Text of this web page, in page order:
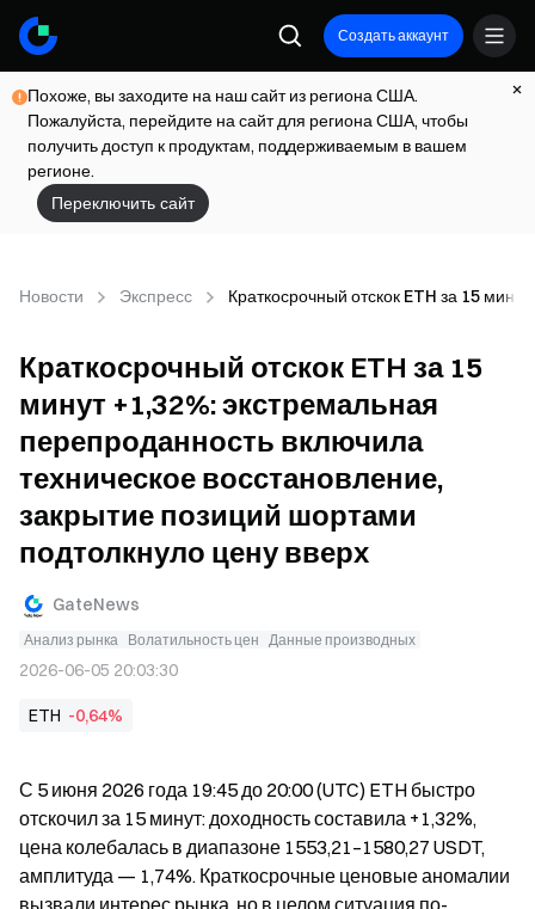
Создать аккаунт
Похоже, вы заходите на наш сайт из региона США.
Пожалуйста, перейдите на сайт для региона США, чтобы
получить доступ к продуктам, поддерживаемым в вашем
регионе.
Переключить сайт
Новости Экспресс Краткосрочный отскок ETH за 15
Краткосрочный отскок ETH за 15
минут +1,32%: экстремальная
перепроданность включила
техническое восстановление,
закрытие позиций шортами
подтолкнуло цену вверх
GateNews
Анализ рынка Волатильность цен Данные производных
2026-06-05 20:03:30
ETH -0,64%
С 5 июня 2026 года 19:45 до 20:00 (UTC) ETH быстро
отскочил за 15 минут: доходность составила +1,32%,
цена колебалась в диапазоне 1553,21–1580,27 USDT,
амплитуда — 1,74%. Краткосрочные ценовые аномалии
вызвали интерес рынка, но в целом ситуация по-